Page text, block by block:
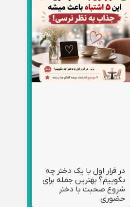
در قرار اول با یک دختر چه
بگوییم؟ بهترین جمله برای
شروع صحبت با دختر
حضوری